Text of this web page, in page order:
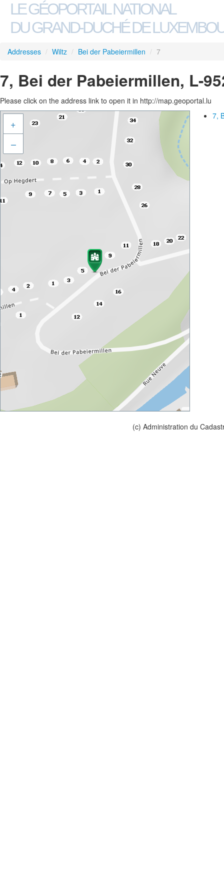
LE GÉOPORTAIL NATIONAL
DU GRAND-DUCHÉ DE
Addresses / Wiltz / Bei der Pabeiermillen / 7
7, Bei der Pabeiermillen, L-
Please click on the address link to open it in http://map.geoportal.lu
+
–
7,
(c) Administration du